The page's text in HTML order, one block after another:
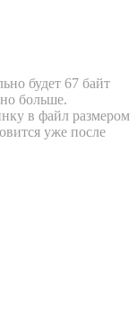
будет 67 байт
больше.
в файл размером
уже после